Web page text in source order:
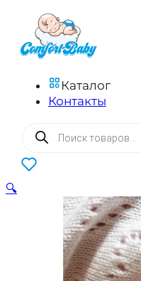
Каталог
Контакты
Поиск
товаров
0
🔍